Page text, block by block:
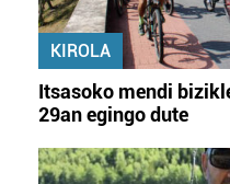
KIROLA
Itsasoko mendi
29an egingo dute